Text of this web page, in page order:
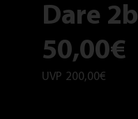
Dare 2b
50,00€
UVP 200,00€